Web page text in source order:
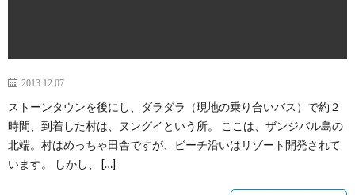
2013.12.07
ストーンタウンを後にし、ダラダラ（現地の乗り合いバス）で約２
時間、到着した村は、ヌングイという所。 ここは、ザンジバル島の
北端。村はめっちゃ田舎ですが、ビーチ沿いはリゾート開発されて
います。 しかし、 […]